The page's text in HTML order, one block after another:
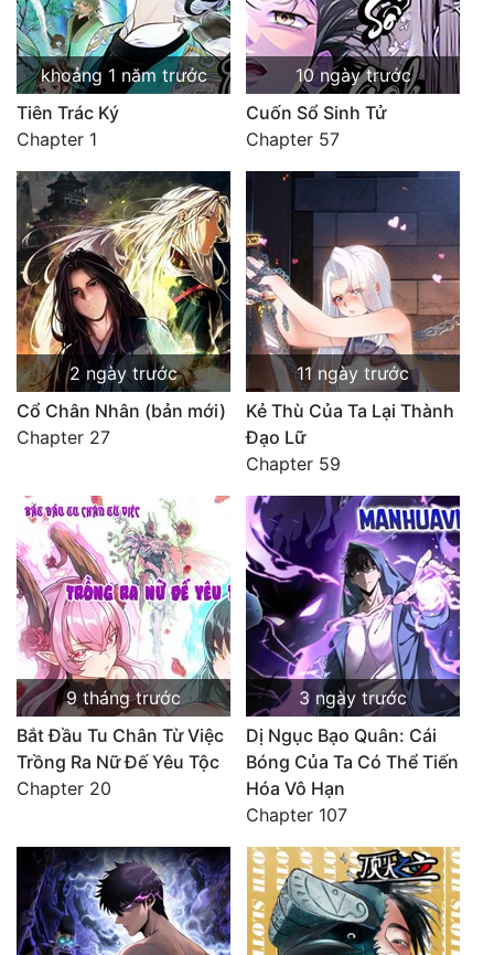
khoảng 1 năm trước
Tiên Trác Ký
Chapter 1
10 ngày trước
Cuốn Sổ Sinh Tử
Chapter 57
2 ngày trước
Cổ Chân Nhân (bản mới)
Chapter 27
11 ngày trước
Kẻ Thù Của Ta Lại Thành
Đạo Lữ
Chapter 59
9 tháng trước
Bắt Đầu Tu Chân Từ Việc
Trồng Ra Nữ Đế Yêu Tộc
Chapter 20
3 ngày trước
Dị Ngục Bạo Quân: Cái
Bóng Của Ta Có Thể Tiến
Hóa Vô Hạn
Chapter 107